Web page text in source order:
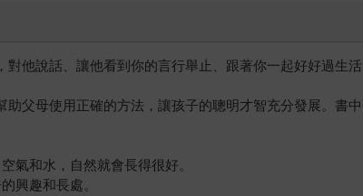
他說話、讓他看到你的言行舉止、跟著你一起好好過生活
父母使用正確的方法，讓孩子的聰明才智充分發展。書中
氣和水，自然就會長得很好。
興趣和長處。